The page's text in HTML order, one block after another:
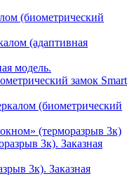
(биометрический
(адаптивная
модель.
замок Smart
(биометрический
(терморазрыв 3к)
3к). Заказная
3к). Заказная